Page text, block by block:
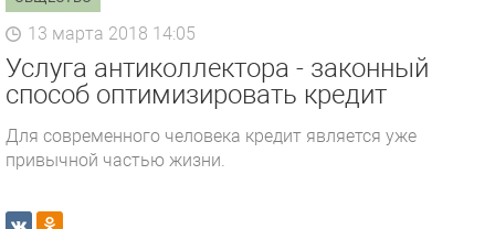
13 марта 2018 14:05
Услуга антиколлектора - законный
способ оптимизировать кредит
Для современного человека кредит является уже
привычной частью жизни.